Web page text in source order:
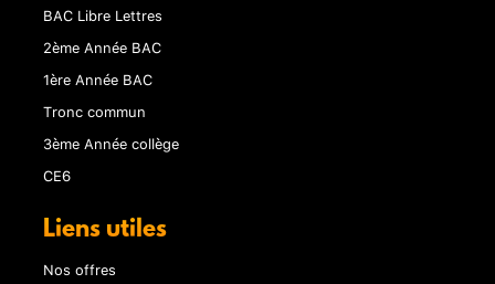
BAC Libre Lettres
2ème Année BAC
1ère Année BAC
Tronc commun
3ème Année collège
CE6
Liens utiles
Nos offres